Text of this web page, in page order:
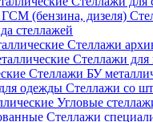
стеллажей
Стеллажи
Стеллажи для
Стеллажи БУ
Стеллажи со
Угловые
Стеллажи